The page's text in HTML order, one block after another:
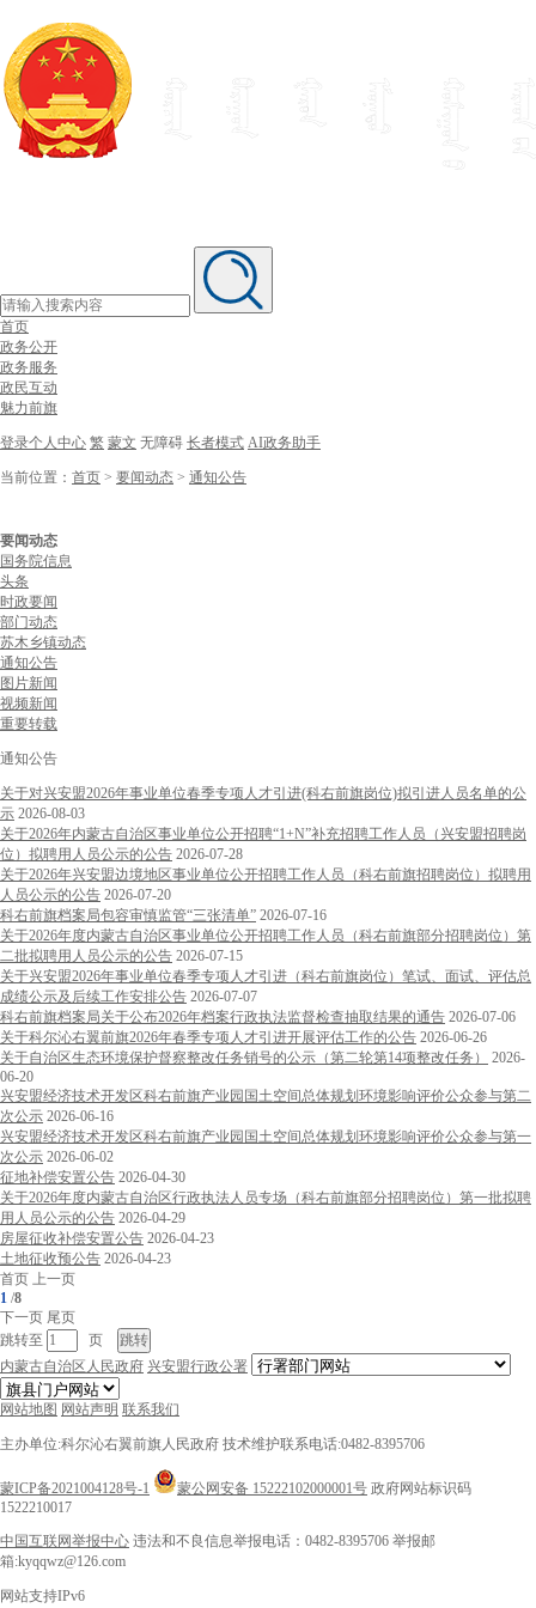
首页
政务公开
政务服务
政民互动
魅力前旗
登录个人中心 繁 蒙文 无障碍 长者模式 AI政务助手
当前位置： 首页 > 要闻动态 > 通知公告
要闻动态
国务院信息
头条
时政要闻
部门动态
苏木乡镇动态
通知公告
图片新闻
视频新闻
重要转载
通知公告
关于对兴安盟2026年事业单位春季专项人才引进(科右前旗岗位)拟引进人员名单的公
示 2026-08-03
关于2026年内蒙古自治区事业单位公开招聘“1+N”补充招聘工作人员（兴安盟招聘岗
位）拟聘用人员公示的公告 2026-07-28
关于2026年兴安盟边境地区事业单位公开招聘工作人员（科右前旗招聘岗位）拟聘用
人员公示的公告 2026-07-20
科右前旗档案局包容审慎监管“三张清单” 2026-07-16
关于2026年度内蒙古自治区事业单位公开招聘工作人员（科右前旗部分招聘岗位）第
二批拟聘用人员公示的公告 2026-07-15
关于兴安盟2026年事业单位春季专项人才引进（科右前旗岗位）笔试、面试、评估总
成绩公示及后续工作安排公告 2026-07-07
科右前旗档案局关于公布2026年档案行政执法监督检查抽取结果的通告 2026-07-06
关于科尔沁右翼前旗2026年春季专项人才引进开展评估工作的公告 2026-06-26
关于自治区生态环境保护督察整改任务销号的公示（第二轮第14项整改任务）
2026-
06-20
兴安盟经济技术开发区科右前旗产业园国土空间总体规划环境影响评价公众参与第二
次公示 2026-06-16
兴安盟经济技术开发区科右前旗产业园国土空间总体规划环境影响评价公众参与第一
次公示 2026-06-02
征地补偿安置公告 2026-04-30
关于2026年度内蒙古自治区行政执法人员专场（科右前旗部分招聘岗位）第一批拟聘
用人员公示的公告 2026-04-29
房屋征收补偿安置公告 2026-04-23
土地征收预公告 2026-04-23
首页 上一页
1 /8
下一页 尾页
跳转至
页
内蒙古自治区人民政府 兴安盟行政公署
网站地图 网站声明 联系我们
主办单位:科尔沁右翼前旗人民政府 技术维护联系电话:0482-8395706
蒙ICP备2021004128号-1 蒙公网安备 15222102000001号 政府网站标识码
1522210017
中国互联网举报中心 违法和不良信息举报电话：0482-8395706 举报邮
箱:kyqqwz@126.com
网站支持IPv6